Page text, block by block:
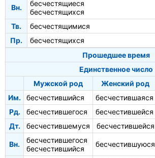
Вн.
бесчестящиеся
бесчестящихся
Тв.
бесчестящимися
Пр.
бесчестящихся
Прошедшее время
Единственное число
Мужской род
Женский род
Им.
бесчестившийся бесчестившаяся
Рд.
бесчестившегося бесчестившейся
Дт.
бесчестившемуся бесчестившейся
Вн.
бесчестившегося
бесчестившийся
бесчестившуюся